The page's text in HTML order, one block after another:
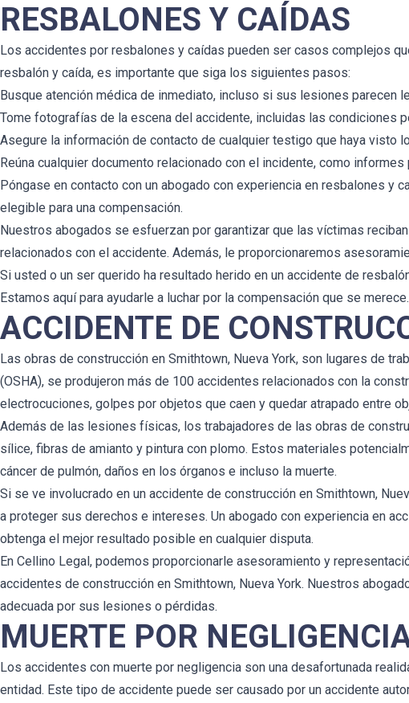
RESBALONES Y CAÍDAS
Los accidentes por resbalones y caídas pueden ser casos complejos
resbalón y caída, es importante que siga los siguientes pasos:
Busque atención médica de inmediato, incluso si sus lesiones
Tome fotografías de la escena del accidente, incluidas las condiciones
Asegure la información de contacto de cualquier testigo que haya visto
Reúna cualquier documento relacionado con el incidente, como
Póngase en contacto con un abogado con experiencia en resbalones y
elegible para una compensación.
Nuestros abogados se esfuerzan por garantizar que las víctimas
relacionados con el accidente. Además, le proporcionaremos
Si usted o un ser querido ha resultado herido en un accidente de
Estamos aquí para ayudarle a luchar por la compensación que se merece.
ACCIDENTE DE
Las obras de construcción en Smithtown, Nueva York, son lugares de
(OSHA), se produjeron más de 100 accidentes relacionados con la
electrocuciones, golpes por objetos que caen y quedar atrapado entre
Además de las lesiones físicas, los trabajadores de las obras de
sílice, fibras de amianto y pintura con plomo. Estos materiales
cáncer de pulmón, daños en los órganos e incluso la muerte.
Si se ve involucrado en un accidente de construcción en Smithtown,
a proteger sus derechos e intereses. Un abogado con experiencia en
obtenga el mejor resultado posible en cualquier disputa.
En Cellino Legal, podemos proporcionarle asesoramiento y
accidentes de construcción en Smithtown, Nueva York. Nuestros
adecuada por sus lesiones o pérdidas.
MUERTE POR
Los accidentes con muerte por negligencia son una desafortunada
entidad. Este tipo de accidente puede ser causado por un accidente